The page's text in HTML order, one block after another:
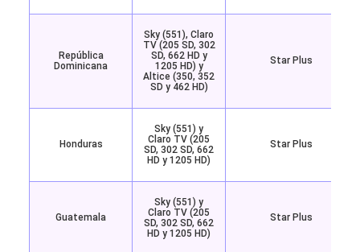
República
Dominicana
Sky (551), Claro
TV (205 SD, 302
SD, 662 HD y
1205 HD) y
Altice (350, 352
SD y 462 HD)
Star Plus
Honduras
Sky (551) y
Claro TV (205
SD, 302 SD, 662
HD y 1205 HD)
Star Plus
Guatemala
Sky (551) y
Claro TV (205
SD, 302 SD, 662
HD y 1205 HD)
Star Plus